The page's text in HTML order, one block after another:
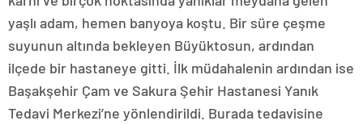
yaşlı adam, hemen banyoya koştu. Bir süre çeşme
suyunun altında bekleyen Büyüktosun, ardından
ilçede bir hastaneye gitti. İlk müdahalenin ardından ise
Başakşehir Çam ve Sakura Şehir Hastanesi Yanık
Tedavi Merkezi’ne yönlendirildi. Burada tedavisine